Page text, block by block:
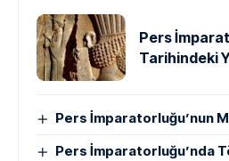
Pers
Tarihindeki
Pers İmparatorluğu’nun
Pers İmparatorluğu’nda